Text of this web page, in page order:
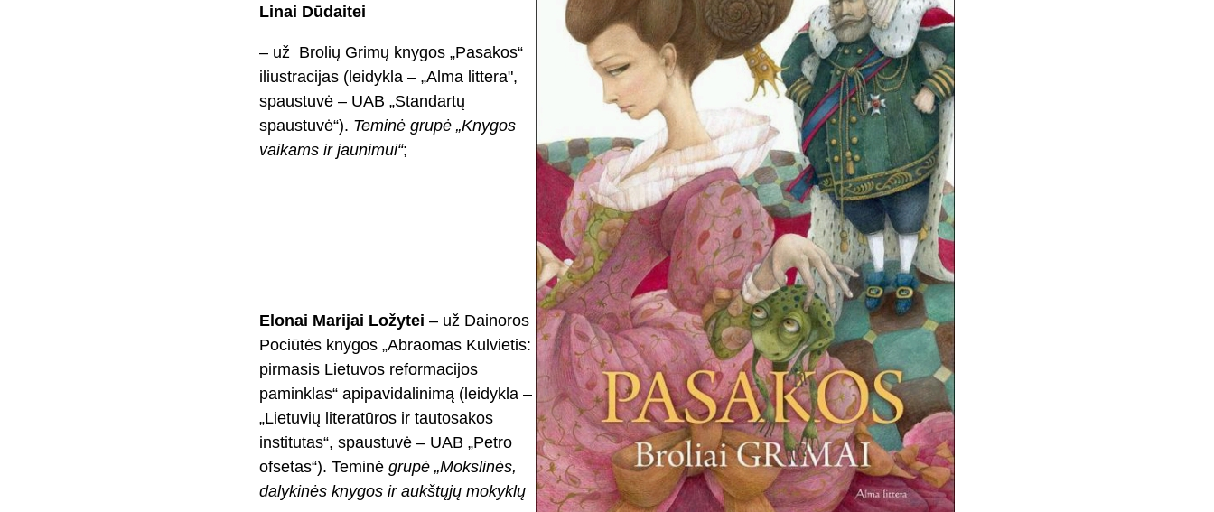
Linai Dūdaitei
– už Brolių Grimų knygos „Pasakos“
iliustracijas (leidykla – „Alma littera",
spaustuvė – UAB „Standartų
spaustuvė“). Teminė grupė „Knygos
vaikams ir jaunimui“;
Elonai Marijai Ložytei – už Dainoros
Pociūtės knygos „Abraomas Kulvietis:
pirmasis Lietuvos reformacijos
paminklas“ apipavidalinimą (leidykla –
„Lietuvių literatūros ir tautosakos
institutas“, spaustuvė – UAB „Petro
ofsetas“). Teminė grupė „Mokslinės,
dalykinės knygos ir aukštųjų mokyklų